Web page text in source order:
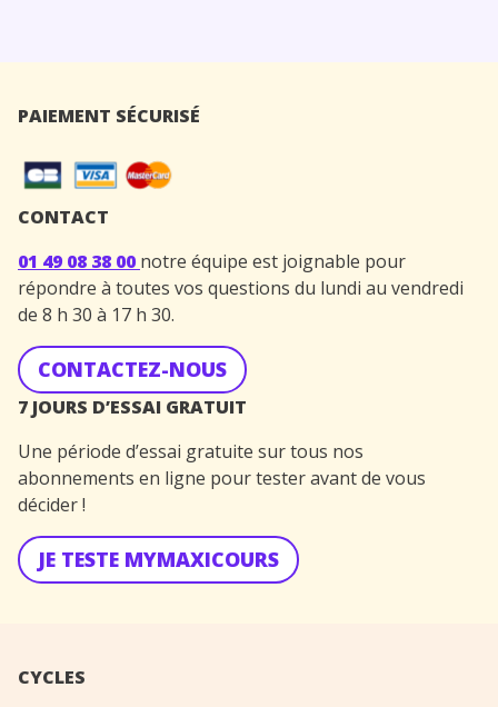
PAIEMENT SÉCURISÉ
CONTACT
01 49 08 38 00 notre équipe est joignable pour
répondre à toutes vos questions du lundi au vendredi
de 8 h 30 à 17 h 30.
CONTACTEZ-NOUS
7 JOURS D’ESSAI GRATUIT
Une période d’essai gratuite sur tous nos
abonnements en ligne pour tester avant de vous
décider !
JE TESTE MYMAXICOURS
CYCLES